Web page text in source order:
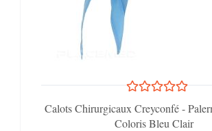
Calots Chirurgicaux Creyconfé -
Coloris Bleu Clair